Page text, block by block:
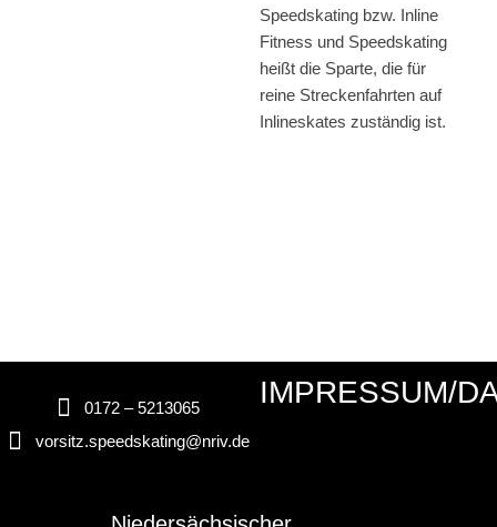
Speedskating bzw. Inline
Fitness und Speedskating
heißt die Sparte, die für
reine Streckenfahrten auf
Inlineskates zuständig ist.
0172 – 5213065
vorsitz.speedskating@nriv.de
IMPRESSUM/